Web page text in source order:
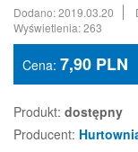
Dodano: 2019.03.20
Wyświetlenia: 263
Cena: 7,90 PLN
Produkt: dostępny
Producent: